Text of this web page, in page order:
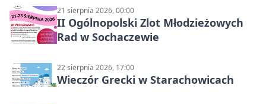
Gęburą
21 sierpnia 2026, 00:00
II Ogólnopolski Zlot Młodzieżowych
Rad w Sochaczewie
22 sierpnia 2026, 17:00
Wieczór Grecki w Starachowicach